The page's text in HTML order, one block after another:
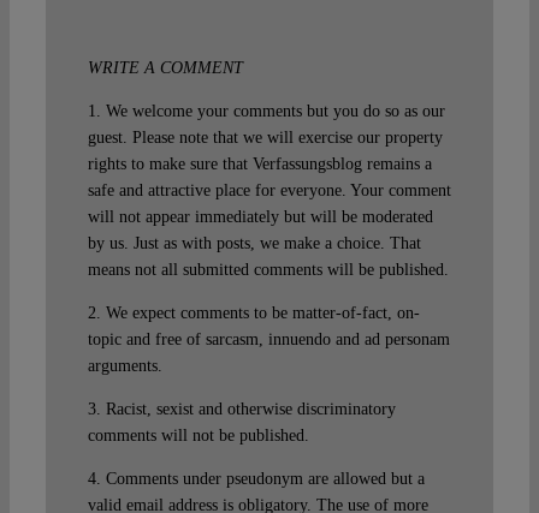
WRITE A COMMENT
1. We welcome your comments but you do so as our
guest. Please note that we will exercise our property
rights to make sure that Verfassungsblog remains a
safe and attractive place for everyone. Your comment
will not appear immediately but will be moderated
by us. Just as with posts, we make a choice. That
means not all submitted comments will be published.
2. We expect comments to be matter-of-fact, on-
topic and free of sarcasm, innuendo and ad personam
arguments.
3. Racist, sexist and otherwise discriminatory
comments will not be published.
4. Comments under pseudonym are allowed but a
valid email address is obligatory. The use of more